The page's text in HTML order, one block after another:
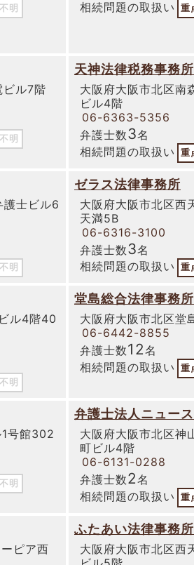
不明
相続問題の取扱い
重
ル7階
不明
天神法律税務事務所
大阪府大阪市北区南
ビル4階
06-6363-5356
弁護士数3名
相続問題の取扱い
重
士ビル6
不明
ゼラス法律事務所
大阪府大阪市北区
天満5B
06-6316-3100
弁護士数3名
相続問題の取扱い
重
ル4階40
不明
堂島総合法律事務所
大阪府大阪市北区
06-6442-8855
弁護士数12名
相続問題の取扱い
重
号館302
不明
弁護士法人ニュー
大阪府大阪市北区神
町ビル4階
06-6131-0288
弁護士数2名
相続問題の取扱い
重
ピア西
ふたあい法律事務所
大阪府大阪市北区西